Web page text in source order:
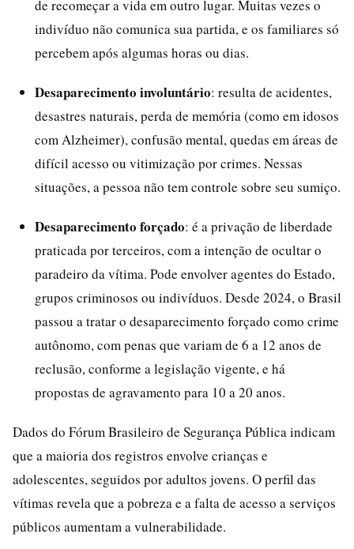
de recomeçar a vida em outro lugar. Muitas vezes o
indivíduo não comunica sua partida, e os familiares só
percebem após algumas horas ou dias.
Desaparecimento involuntário: resulta de acidentes,
desastres naturais, perda de memória (como em idosos
com Alzheimer), confusão mental, quedas em áreas de
difícil acesso ou vitimização por crimes. Nessas
situações, a pessoa não tem controle sobre seu sumiço.
Desaparecimento forçado: é a privação de liberdade
praticada por terceiros, com a intenção de ocultar o
paradeiro da vítima. Pode envolver agentes do Estado,
grupos criminosos ou indivíduos. Desde 2024, o Brasil
passou a tratar o desaparecimento forçado como crime
autônomo, com penas que variam de 6 a 12 anos de
reclusão, conforme a legislação vigente, e há
propostas de agravamento para 10 a 20 anos.
Dados do Fórum Brasileiro de Segurança Pública indicam
que a maioria dos registros envolve crianças e
adolescentes, seguidos por adultos jovens. O perfil das
vítimas revela que a pobreza e a falta de acesso a serviços
públicos aumentam a vulnerabilidade.